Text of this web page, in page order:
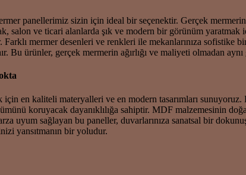
panellerimiz sizin için ideal bir seçenektir. Gerçek
ve ticari alanlarda şık ve modern bir görünüm yaratmak
Farklı mermer desenleri ve renkleri ile mekanlarınıza
Bu ürünler, gerçek mermerin ağırlığı ve maliyeti olmadan
için en kaliteli materyalleri ve en modern tasarımları
koruyacak dayanıklılığa sahiptir. MDF malzemesinin
uyum sağlayan bu paneller, duvarlarınıza sanatsal bir
yansıtmanın bir yoludur.